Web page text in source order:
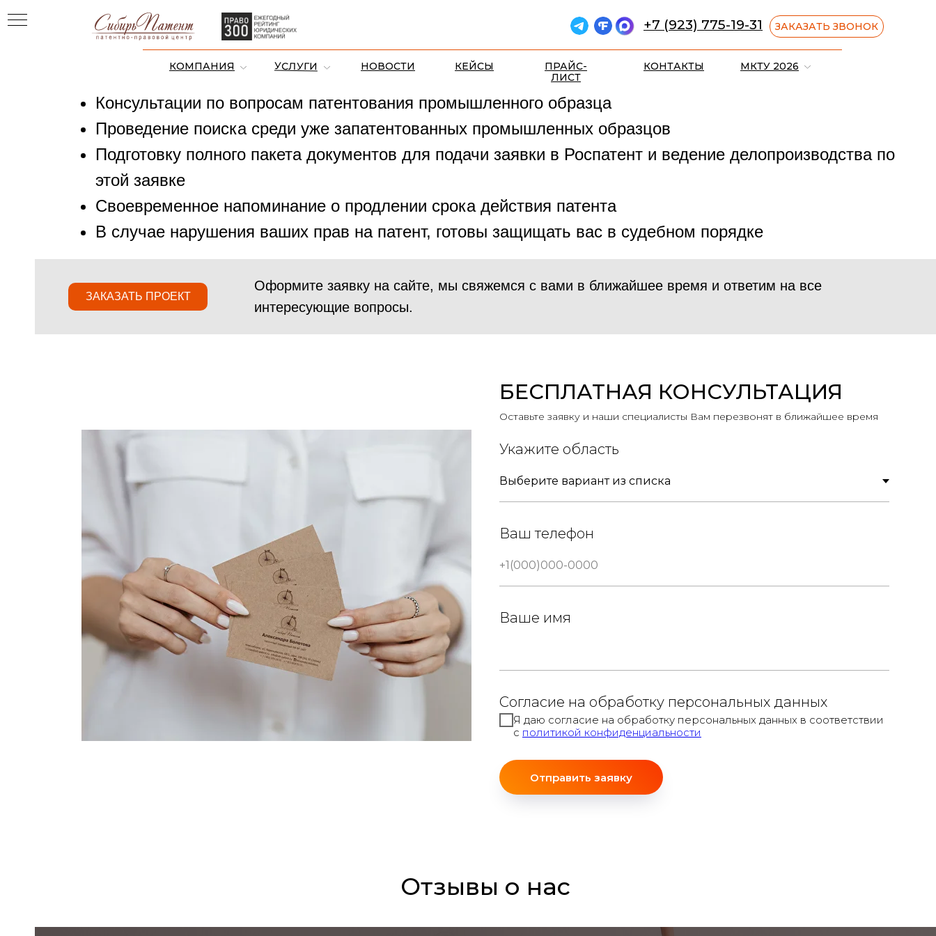
КОМПАНИЯ НОВОСТИ
УСЛУГИ КЕЙСЫ
ПРАЙС-
ЛИСТ
КОНТАКТЫ
ЗАКАЗАТЬ ЗВОНОК
+7 (923) 775-19-31
МКТУ 2026
Наша компания готова предложить вам:
Консультации по вопросам патентования промышленного образца
Проведение поиска среди уже запатентованных промышленных образцов
Подготовку полного пакета документов для подачи заявки в Роспатент и ведение делопроизводства по
этой заявке
Своевременное напоминание о продлении срока действия патента
В случае нарушения ваших прав на патент, готовы защищать вас в судебном порядке
ЗАДАТЬ ВОПРОС
ЗАКАЗАТЬ ПРОЕКТ
Оформите заявку на сайте, мы свяжемся с вами в ближайшее время и ответим на все
интересующие вопросы.
БЕСПЛАТНАЯ КОНСУЛЬТАЦИЯ
Оставьте заявку и наши специалисты Вам перезвонят в ближайшее время
Укажите область
Ваш телефон
Ваше имя
Согласие на обработку персональных данных
Я даю согласие на обработку персональных данных в соответствии
с политикой конфиденциальности
Отправить заявку
Отзывы о нас